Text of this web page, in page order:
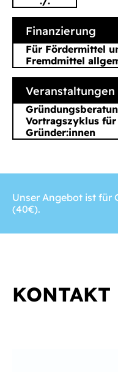
Finanzierung
Für Fördermittel
Fremdmittel
Veranstaltungen
Vortragszyklus für
Gründer:innen
Unser Angebot ist für
(40€).
KONTAKT